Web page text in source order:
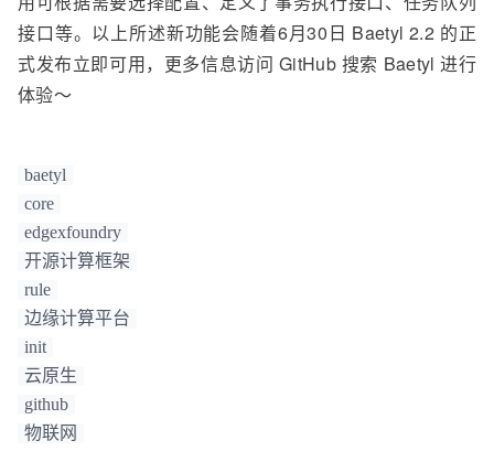
接口等。以上所述新功能会随着6月30日 Baetyl 2.2 的正
式发布立即可用，更多信息访问 GitHub 搜索 Baetyl 进行
体验～
baetyl
core
edgexfoundry
开源计算框架
rule
边缘计算平台
init
云原生
github
物联网